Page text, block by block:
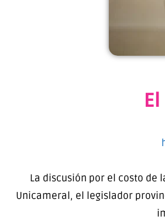
La discusión por el costo de
Unicameral, el legislador